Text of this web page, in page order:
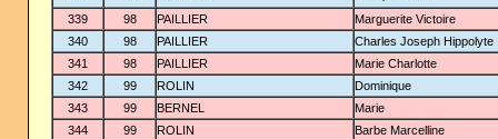
339
98 PAILLIER
Marguerite Victoire
340
98 PAILLIER
Charles Joseph Hippolyte
341
98 PAILLIER
Marie Charlotte
342
99 ROLIN
Dominique
343
99 BERNEL
Marie
344
99 ROLIN
Barbe Marcelline